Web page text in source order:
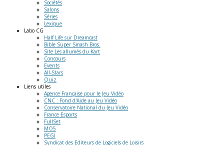
Sociétés
Salons
Séries
Lexique
Labo CG
Half Life sur Dreamcast
Bible Super Smash Bros.
Site Les allumés du Kart
Concours
Events
All-Stars
Quiz
Liens utiles
Agence Française pour le Jeu Vidéo
CNC : Fond d'Aide au Jeu Vidéo
Conservatoire National du Jeu Vidéo
France Esports
FullSet
MO5
PEGI
Syndicat des Editeurs de Logiciels de Loisirs